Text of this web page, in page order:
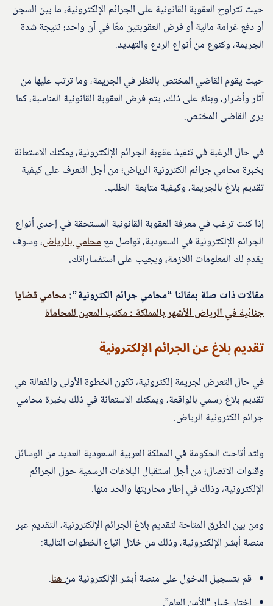
حيث تتراوح العقوبة القانونية على الجرائم الإلكترونية، ما بين السجن
أو دفع غرامة مالية أو فرض العقوبتين معًا في آن واحد؛ نتيجة شدة
الجريمة، وكنوع من أنواع الردع والتهديد.
حيث يقوم القاضي المختص بالنظر في الجريمة، وما ترتب عليها من
آثار وأضرار، وبناءً على ذلك، يتم فرض العقوبة القانونية المناسبة، كما
يرى القاضي المختص.
في حال الرغبة في تنفيذ عقوبة الجرائم الإلكترونية، يمكنك الاستعانة
بخبرة محامي جرائم الكترونية الرياض؛ من أجل التعرف على كيفية
تقديم بلاغ بالجريمة، وكيفية متابعة الطلب.
إذا كنت ترغب في معرفة العقوبة القانونية المستحقة في إحدى أنواع
الجرائم الإلكترونية في السعودية، تواصل معمحامي بالرياض، وسوف
يقدم لك المعلومات اللازمة، ويجيب على استفساراتك.
مقالات ذات صلة بمقالنا “محامي جرائم الكترونية”:محامي قضايا
جنائية في الرياض الأشهر بالمملكة : مكتب المعين للمحاماة
تقديم بلاغ عن الجرائم الإلكترونية
في حال التعرض لجريمة إلكترونية، تكون الخطوة الأولى والفعالة هي
تقديم بلاغ رسمي بالواقعة، ويمكنك الاستعانة في ذلك بخبرة محامي
جرائم الكترونية الرياض.
ولثد أتاحت الحكومة في المملكة العربية السعودية العديد من الوسائل
وقنوات الاتصال؛ من أجل استقبال البلاغات الرسمية حول الجرائم
الإلكترونية، وذلك في إطار محاربتها والحد منها.
ومن بين الطرق المتاحة لتقديم بلاغ الجرائم الإلكترونية، التقديم عبر
منصة أبشر الإلكترونية، وذلك من خلال اتباع الخطوات التالية:
قم بتسجيل الدخول على منصة أبشر الإلكترونية منهنا.